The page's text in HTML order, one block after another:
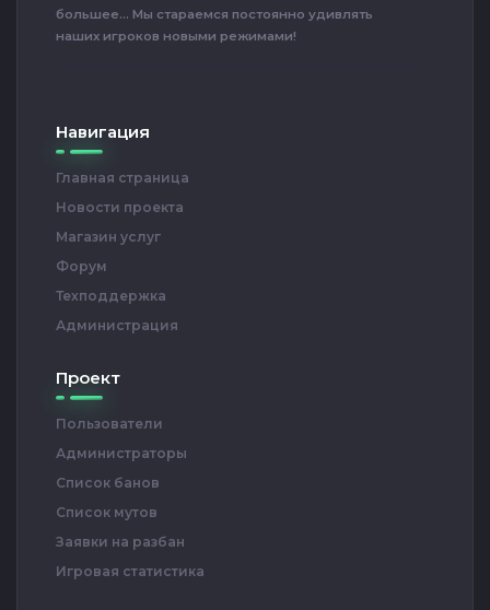
большее... Мы стараемся постоянно удивлять
наших игроков новыми режимами!
Навигация
Главная страница
Новости проекта
Магазин услуг
Форум
Техподдержка
Администрация
Проект
Пользователи
Администраторы
Список банов
Список мутов
Заявки на разбан
Игровая статистика